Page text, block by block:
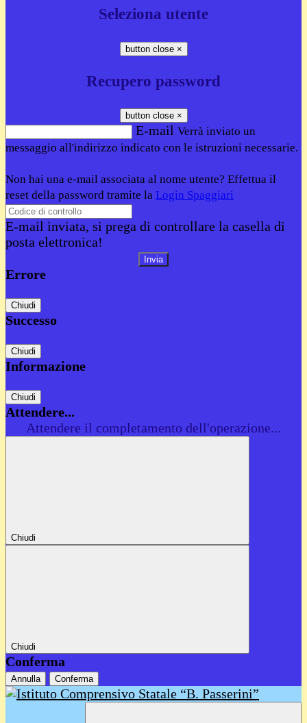
Seleziona utente
button close ×
Recupero password
button close ×
E-mail Verrà inviato un
messaggio all'indirizzo indicato con le istruzioni necessarie.
Non hai una e-mail associata al nome utente? Effettua il
reset della password tramite la Login Spaggiari
E-mail inviata, si prega di controllare la casella di
posta elettronica!
Errore
Chiudi
Successo
Chiudi
Informazione
Chiudi
Attendere...
Attendere il completamento dell'operazione...
Chiudi
Chiudi
Conferma
Annulla Conferma